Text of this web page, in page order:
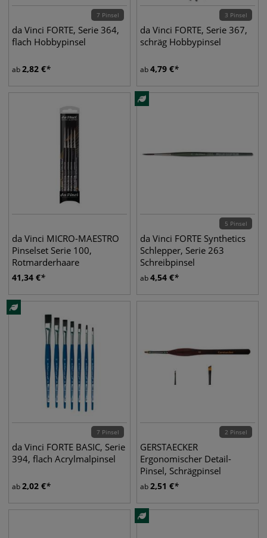
7 Pinsel
da Vinci FORTE, Serie 364,
flach Hobbypinsel
ab2,82 €
3 Pinsel
da Vinci FORTE, Serie 367,
schräg Hobbypinsel
ab4,79 €
da Vinci MICRO-MAESTRO
Pinselset Serie 100,
Rotmarderhaare
41,34 €
5 Pinsel
da Vinci FORTE Synthetics
Schlepper, Serie 263
Schreibpinsel
ab4,54 €
7 Pinsel
da Vinci FORTE BASIC, Serie
394, flach Acrylmalpinsel
ab2,02 €
2 Pinsel
GERSTAECKER
Ergonomischer Detail-
Pinsel, Schrägpinsel
ab2,51 €